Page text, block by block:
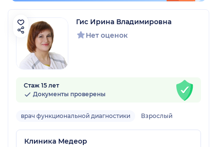
Гис Ирина Владимировна
Нет оценок
Стаж 15 лет
Документы проверены
врач функциональной диагностики Взрослый
Клиника Медеор